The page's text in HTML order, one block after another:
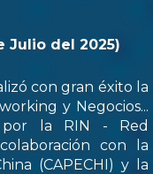
Julio del 2025)
con gran éxito la
y Negocios...
por la RIN - Red
con la
(CAPECHI) y la